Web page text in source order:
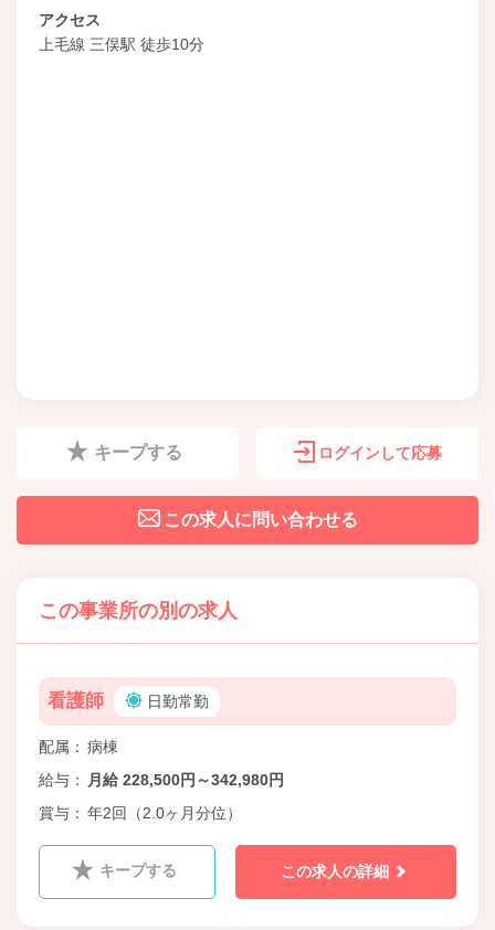
アクセス
上毛線 三俣駅 徒歩10分
キープする ログインして応募
この求人に問い合わせる
この事業所の別の求人
看護師 日勤常勤
配属
病棟
給与
月給 228,500円～342,980円
賞与
年2回（2.0ヶ月分位）
キープする この求人の詳細